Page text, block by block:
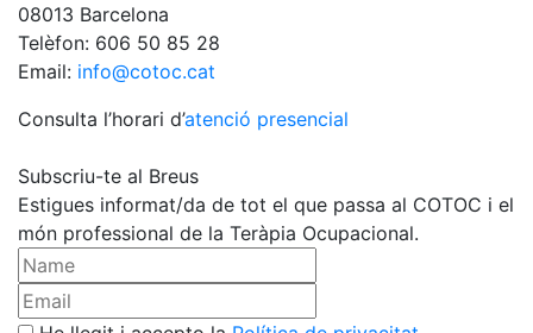
08013 Barcelona
Telèfon: 606 50 85 28
Email: info@cotoc.cat
Consulta l’horari d’atenció presencial
Subscriu-te al Breus
Estigues informat/da de tot el que passa al COTOC i el
món professional de la Teràpia Ocupacional.